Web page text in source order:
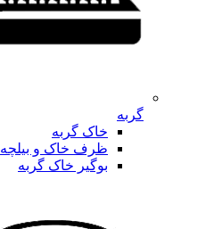
گربه
خاک گربه
ظرف خاک و بیلچه
بوگیر خاک گربه